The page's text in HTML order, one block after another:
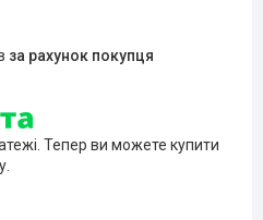
за рахунок покупця
Тепер ви можете купити